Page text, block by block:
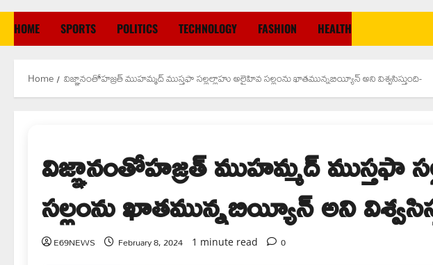
HOME SPORTS POLITICS TECHNOLOGY FASHION HEALTH
Home విజ్ఞానంతోహజ్రత్ ముహమ్మద్ ముస్తఫా సల్లల్లాహు అలైహివ సల్లంను ఖాతమున్నబియ్యీన్ అని విశ్వసిస్తుంది-
విజ్ఞానంతోహజ్రత్ ముహమ్మద్ ముస్తఫా
సల్లంను ఖాతమున్నబియ్యీన్ అని
E69NEWS February 8, 2024 1 minute read 0